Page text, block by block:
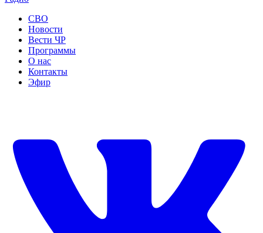
СВО
Новости
Вести ЧР
Программы
О нас
Контакты
Эфир